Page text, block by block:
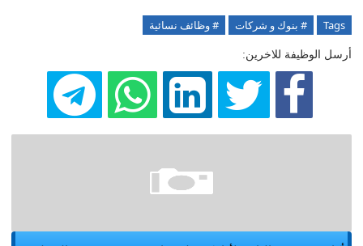
Tags # بنوك و شركات # وظائف نسائية
أرسل الوظيفة للاخرين: